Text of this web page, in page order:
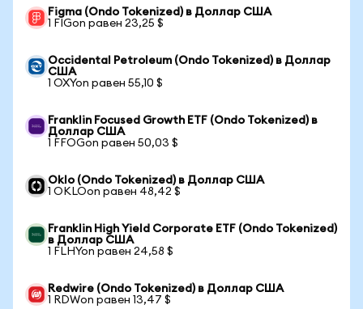
Figma (Ondo Tokenized) в Доллар США
1 FIGon равен 23,25 $
Occidental Petroleum (Ondo Tokenized) в Доллар
США
1 OXYon равен 55,10 $
Franklin Focused Growth ETF (Ondo Tokenized) в
Доллар США
1 FFOGon равен 50,03 $
Oklo (Ondo Tokenized) в Доллар США
1 OKLOon равен 48,42 $
Franklin High Yield Corporate ETF (Ondo Tokenized)
в Доллар США
1 FLHYon равен 24,58 $
Redwire (Ondo Tokenized) в Доллар США
1 RDWon равен 13,47 $